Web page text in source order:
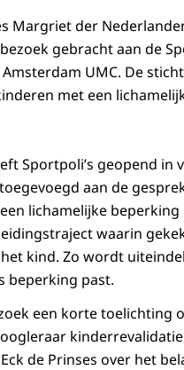
Margriet der
gebracht aan de
UMC. De
met een
Sportpoli’s geopend
aan de
lichamelijke
waarin
kind. Zo wordt
beperking past.
een korte toelichting
de Prinses over het